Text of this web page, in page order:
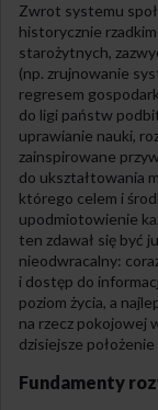
Zwrot systemu
historycznie
starożytnych,
(np. zrujnowanie
regresem
do ligi państw
uprawianie nauki,
zainspirowane
do ukształtowania
którego celem i
upodmiotowienie
ten zdawał się być
nieodwracalny:
i dostęp do
poziom życia, a
na rzecz pokojowej
dzisiejsze położenie
Fundamenty